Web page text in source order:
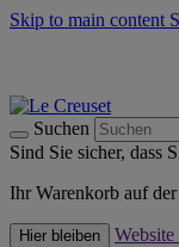
Skip to main content
Suchen
Sind Sie sicher, dass
Ihr Warenkorb auf
Hier bleiben
Website